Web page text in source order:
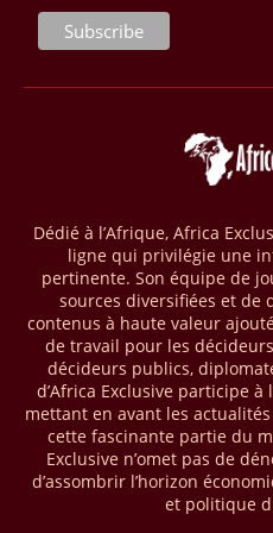
28/03/26 AFRIQUE - MOBILE
Selon le rapport publié par
par les comptes de mobile money
2025, en hausse d'environ 27 %
« The State of the Industry Report
mobile money réalisées à l’échelle
milliards USD (+23 % par rapport à
enregistré environ 74 % du
répertoriées l’an passé dans le
transactions (+16 % par rapport à
dans le monde.
28/03/26 AFRIQUE - ECONOMIE
Une rapport publié dernièrement
intitulé « Africa Unleashed:
», dresse un état des lieux
à la fois dynamique et
Dédié à l’Afrique, Africa
ligne qui privilégie une
pertinente. Son équipe de
sources diversifiées et
contenus à haute valeur
de travail pour les
décideurs publics,
d’Africa Exclusive participe
mettant en avant les
cette fascinante partie du
Exclusive n’omet pas de
d’assombrir l’horizon
et politique